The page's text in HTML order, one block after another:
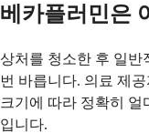
베카플러민은
상처를 청소한 후 일반
번 바릅니다. 의료 제
크기에 따라 정확히 얼
입니다.